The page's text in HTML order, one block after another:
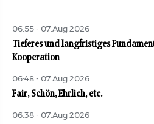
06:55 - 07.Aug 2026
Tieferes und langfristiges
Kooperation
06:48 - 07.Aug 2026
Fair, Schön, Ehrlich, etc.
06:38 - 07.Aug 2026